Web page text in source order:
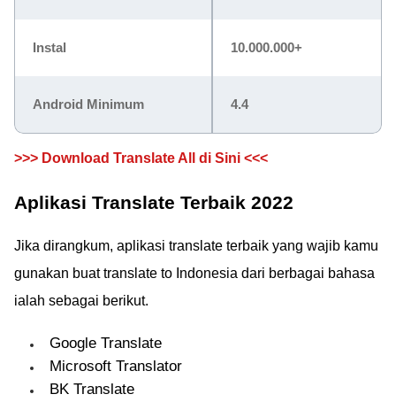
Instal 10.000.000+
Android Minimum 4.4
>>> Download Translate All di Sini <<<
Aplikasi Translate Terbaik 2022
Jika dirangkum, aplikasi translate terbaik yang wajib kamu
gunakan buat translate to Indonesia dari berbagai bahasa
ialah sebagai berikut.
Google Translate
Microsoft Translator
BK Translate